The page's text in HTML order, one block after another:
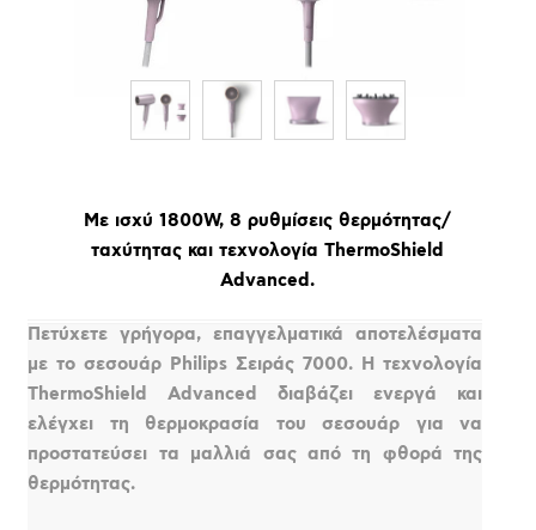
Με ισχύ 1800W, 8 ρυθμίσεις θερμότητας/
ταχύτητας και τεχνολογία ThermoShield
Advanced.
Πετύχετε γρήγορα, επαγγελματικά αποτελέσματα
με το σεσουάρ Philips Σειράς 7000. Η τεχνολογία
ThermoShield Advanced διαβάζει ενεργά και
ελέγχει τη θερμοκρασία του σεσουάρ για να
προστατεύσει τα μαλλιά σας από τη φθορά της
θερμότητας.